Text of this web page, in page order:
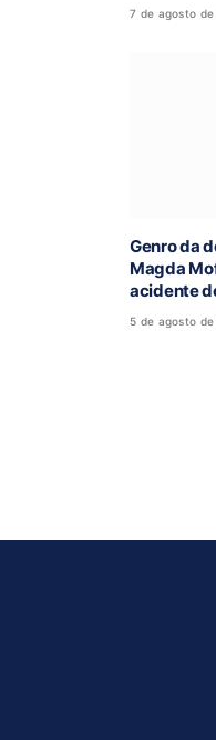
7 de agosto de
Genro da
Magda
acidente
5 de agosto de